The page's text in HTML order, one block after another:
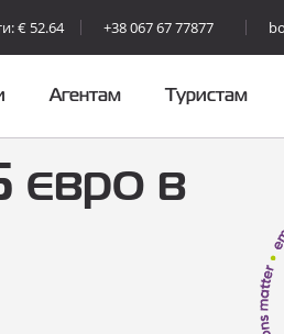
€ 52.64 +38 067 67 77877
Агентам Туристам
євро в